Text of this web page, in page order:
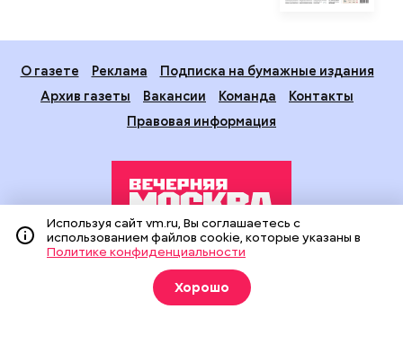
О газете Реклама
Подписка на бумажные издания
Архив газеты
Вакансии Команда
Контакты
Правовая информация
Издание создано при финансовой поддержке Департамента
средств массовой информации и рекламы города Москвы.
На сайте применяются рекомендательные технологии
(информационные технологии предоставления информации
Используя сайт vm.ru, Вы соглашаетесь с
использованием файлов cookie, которые указаны в
Политике конфиденциальности
Хорошо